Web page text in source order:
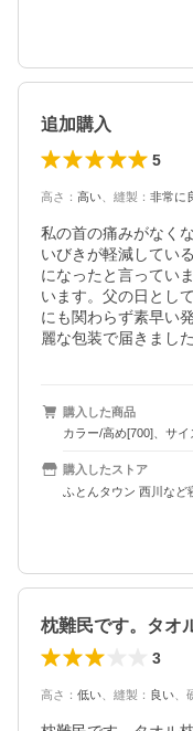
追加購入
5
高さ ： 高い 縫製 ： 非常に
私の首の痛みがなく
いびきが軽減してい
になったと言ってい
います。父の日とし
にも関わらず素早い
麗な包装で届きまし
購入した商品
カラー/高め[700]、サイ
購入したストア
ふとんタウン 西川など
3
高さ ： 低い 縫製 ： 良い